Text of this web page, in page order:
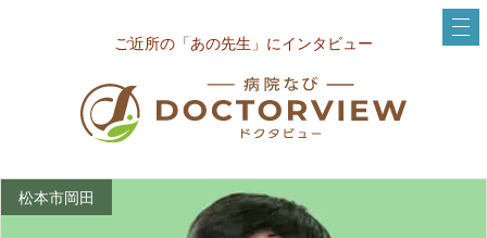
ご近所の「あの先生」にインタビュー
松本市岡田